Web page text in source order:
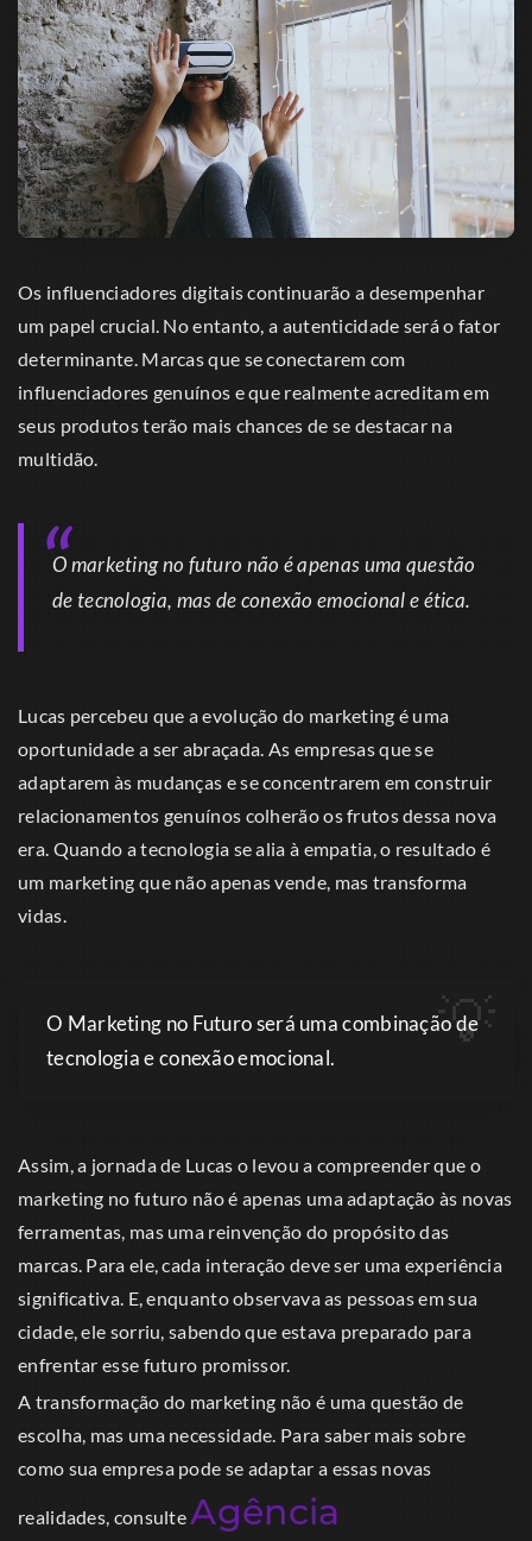
Os influenciadores digitais continuarão a desempenhar
um papel crucial. No entanto, a autenticidade será o fator
determinante. Marcas que se conectarem com
influenciadores genuínos e que realmente acreditam em
seus produtos terão mais chances de se destacar na
multidão.
O marketing no futuro não é apenas uma questão
de tecnologia, mas de conexão emocional e ética.
Lucas percebeu que a evolução do marketing é uma
oportunidade a ser abraçada. As empresas que se
adaptarem às mudanças e se concentrarem em construir
relacionamentos genuínos colherão os frutos dessa nova
era. Quando a tecnologia se alia à empatia, o resultado é
um marketing que não apenas vende, mas transforma
vidas.
O Marketing no Futuro será uma combinação de
tecnologia e conexão emocional.
Assim, a jornada de Lucas o levou a compreender que o
marketing no futuro não é apenas uma adaptação às novas
ferramentas, mas uma reinvenção do propósito das
marcas. Para ele, cada interação deve ser uma experiência
significativa. E, enquanto observava as pessoas em sua
cidade, ele sorriu, sabendo que estava preparado para
enfrentar esse futuro promissor.
A transformação do marketing não é uma questão de
escolha, mas uma necessidade. Para saber mais sobre
como sua empresa pode se adaptar a essas novas
realidades, consulteAgência